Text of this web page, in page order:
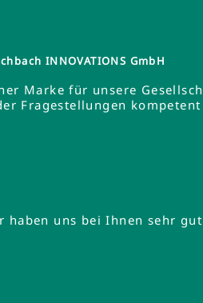
INNOVATIONS GmbH
Marke für unsere
Fragestellungen
haben uns bei Ihnen sehr